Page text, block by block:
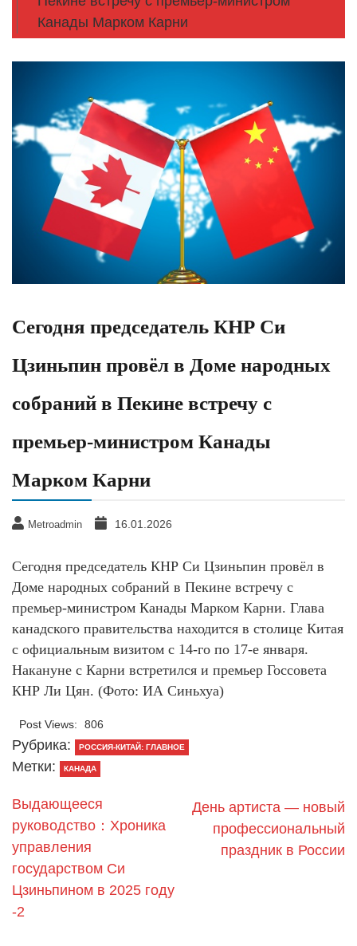
Канады Марком Карни
Сегодня председатель КНР Си
Цзиньпин провёл в Доме народных
собраний в Пекине встречу с
премьер-министром Канады
Марком Карни
Metroadmin 16.01.2026
Сегодня председатель КНР Си Цзиньпин провёл в
Доме народных собраний в Пекине встречу с
премьер-министром Канады Марком Карни. Глава
канадского правительства находится в столице Китая
с официальным визитом с 14-го по 17-е января.
Накануне с Карни встретился и премьер Госсовета
КНР Ли Цян. (Фото: ИА Синьхуа)
Post Views: 806
Рубрика: РОССИЯ-КИТАЙ: ГЛАВНОЕ
Метки: КАНАДА
Выдающееся
руководство：Хроника
управления
государством Си
Цзиньпином в 2025 году
-2
День артиста — новый
профессиональный
праздник в России